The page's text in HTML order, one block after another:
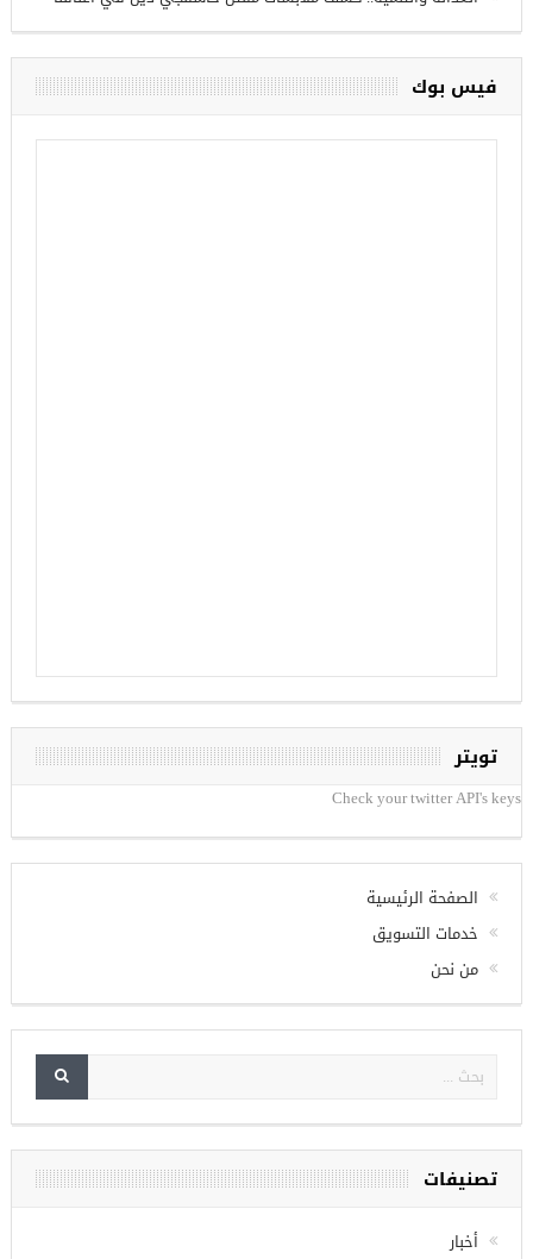
تركيا تحتل المرتبة الأولى عالميا بالمساعدات الإنسانية في 2017
العدالة والتنمية.. كشف ملابسات مقتل خاشقجي دين في أعناقنا
فيس بوك
تويتر
Check your twitter API's keys
الصفحة الرئيسية
من نحن
تصنيفات